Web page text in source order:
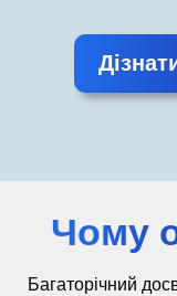
Чому
Багаторічний